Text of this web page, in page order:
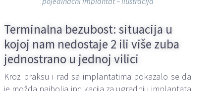
Terminalna bezubost: situacija u
kojoj nam nedostaje 2 ili više zuba
jednostrano u jednoj vilici
Kroz praksu i rad sa implantatima pokazalo se da
je možda najbolja indikacija za ugradnju implantata